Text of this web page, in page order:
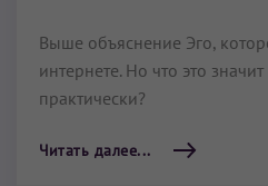
Выше объяснение Эго,
интернете. Но что это
практически?
Читать далее...